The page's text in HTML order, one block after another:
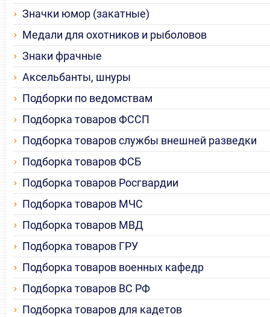
Значки юмор (закатные)
Медали для охотников и рыболовов
Знаки фрачные
Аксельбанты, шнуры
Подборки по ведомствам
Подборка товаров ФССП
Подборка товаров службы внешней разведки
Подборка товаров ФСБ
Подборка товаров Росгвардии
Подборка товаров МЧС
Подборка товаров МВД
Подборка товаров ГРУ
Подборка товаров военных кафедр
Подборка товаров ВС РФ
Подборка товаров для кадетов